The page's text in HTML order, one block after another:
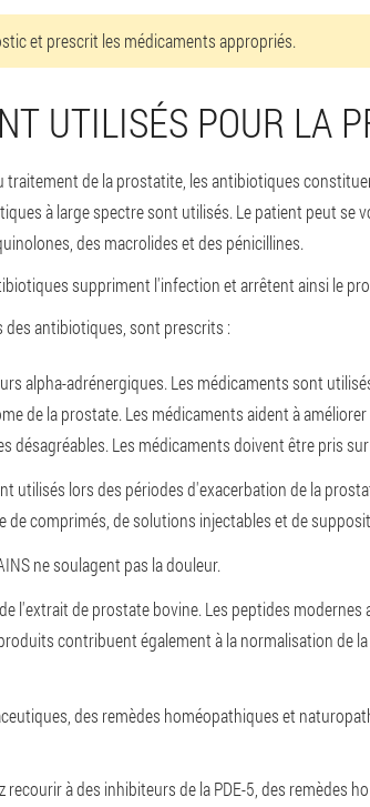
et prescrit les médicaments appropriés.
UTILISÉS POUR LA
traitement de la prostatite, les antibiotiques
à large spectre sont utilisés. Le patient peut se
des macrolides et des pénicillines.
suppriment l'infection et arrêtent ainsi le
des antibiotiques, sont prescrits :
alpha-adrénergiques. Les médicaments sont
de la prostate. Les médicaments aident à
désagréables. Les médicaments doivent être pris
utilisés lors des périodes d'exacerbation de la
comprimés, de solutions injectables et de
ne soulagent pas la douleur.
l'extrait de prostate bovine. Les peptides modernes
contribuent également à la normalisation de
des remèdes homéopathiques et
à des inhibiteurs de la PDE-5, des remèdes